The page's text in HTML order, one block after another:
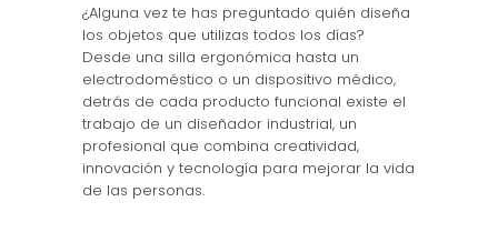
¿Alguna vez te has preguntado quién diseña
los objetos que utilizas todos los días?
Desde una silla ergonómica hasta un
electrodoméstico o un dispositivo médico,
detrás de cada producto funcional existe el
trabajo de un diseñador industrial, un
profesional que combina creatividad,
innovación y tecnología para mejorar la vida
de las personas.